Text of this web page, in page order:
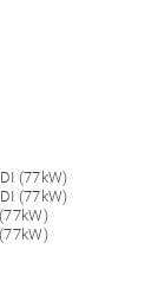
TDI (77kW)
(77kW)
(77kW)